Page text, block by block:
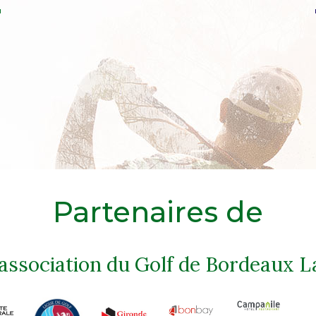
Partenaires de
du Golf de Bordeaux